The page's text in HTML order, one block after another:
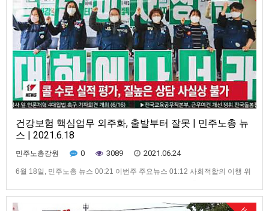
건강보험 핵심업무 외주화, 출발부터 잘못 | 민주노총 뉴
스 | 2021.6.18
민주노총강원 0 3089 2021.06.24
6월 18일, 민주노총 뉴스 00:21 이번주 주요뉴스 01:12 사회적합의 이행 위
화로 민간업체가 전국민 건강정보 다뤄 08:43 민주노총, 총파업위한 산별노
조 대장정 시작 09:54 주차관리노동자, 미군 군무원에게 폭행당해 11:35 이